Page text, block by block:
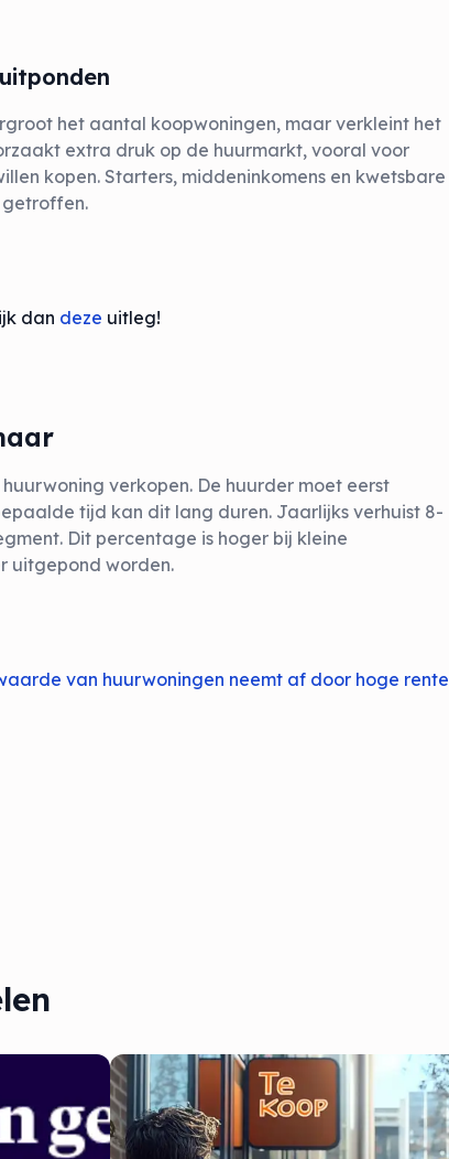
het aantal koopwoningen, maar verkleint het
extra druk op de huurmarkt, vooral voor
kopen. Starters, middeninkomens en kwetsbare
dan deze uitleg!
verkopen. De huurder moet eerst
tijd kan dit lang duren. Jaarlijks verhuist 8-
Dit percentage is hoger bij kleine
uitgepond worden.
van huurwoningen neemt af door hoge rente